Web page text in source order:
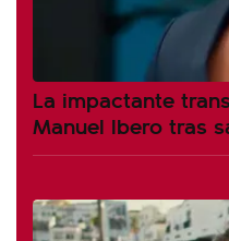
La impactante
Manuel Ibero tras